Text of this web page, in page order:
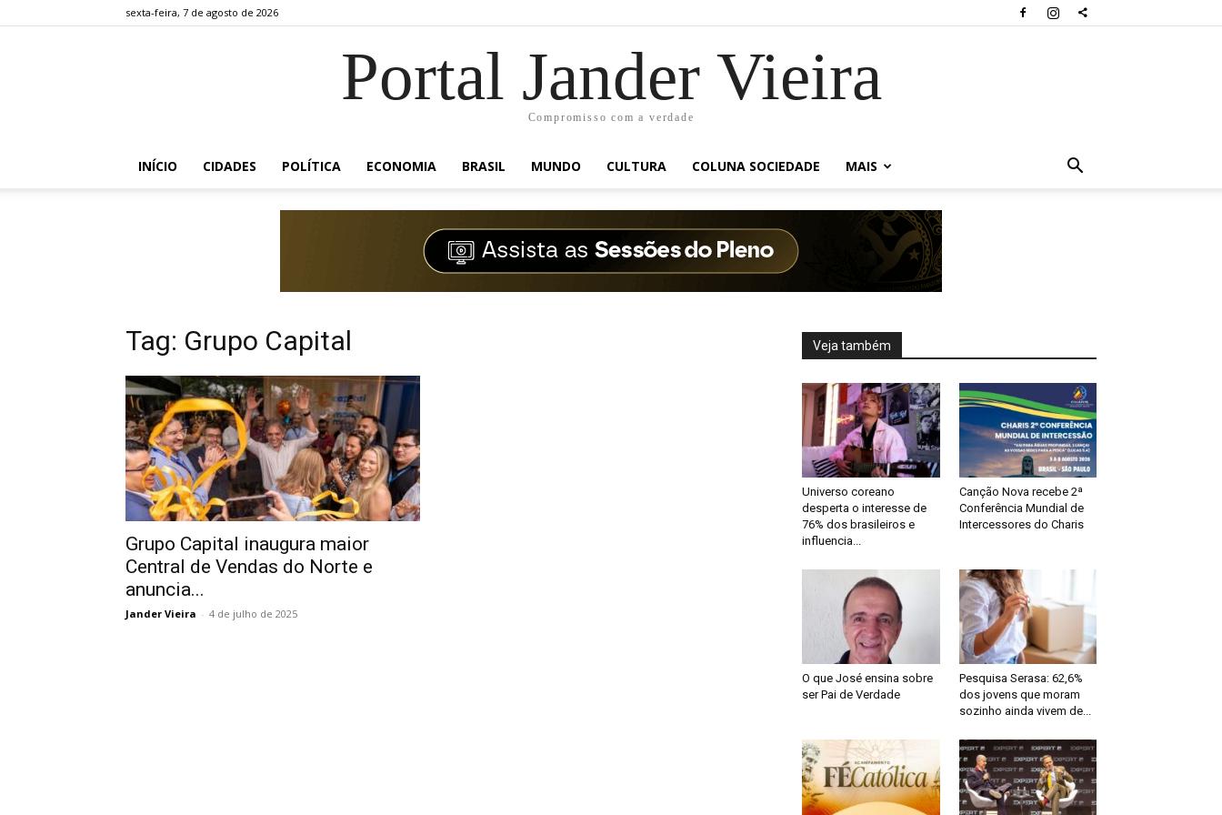
sexta-feira, 7 de agosto de 2026
Portal Jander Vieira
Compromisso com a verdade
INÍCIO CIDADES POLÍTICA ECONOMIA BRASIL MUNDO CULTURA COLUNA SOCIEDADE MAIS
Tag: Grupo Capital
Grupo Capital inaugura maior
Central de Vendas do Norte e
anuncia...
Jander Vieira - 4 de julho de 2025
Veja também
Universo coreano
desperta o interesse de
76% dos brasileiros e
influencia...
Canção Nova recebe 2ª
Conferência Mundial de
Intercessores do Charis
O que José ensina sobre
ser Pai de Verdade
Pesquisa Serasa: 62,6%
dos jovens que moram
sozinho ainda vivem de...